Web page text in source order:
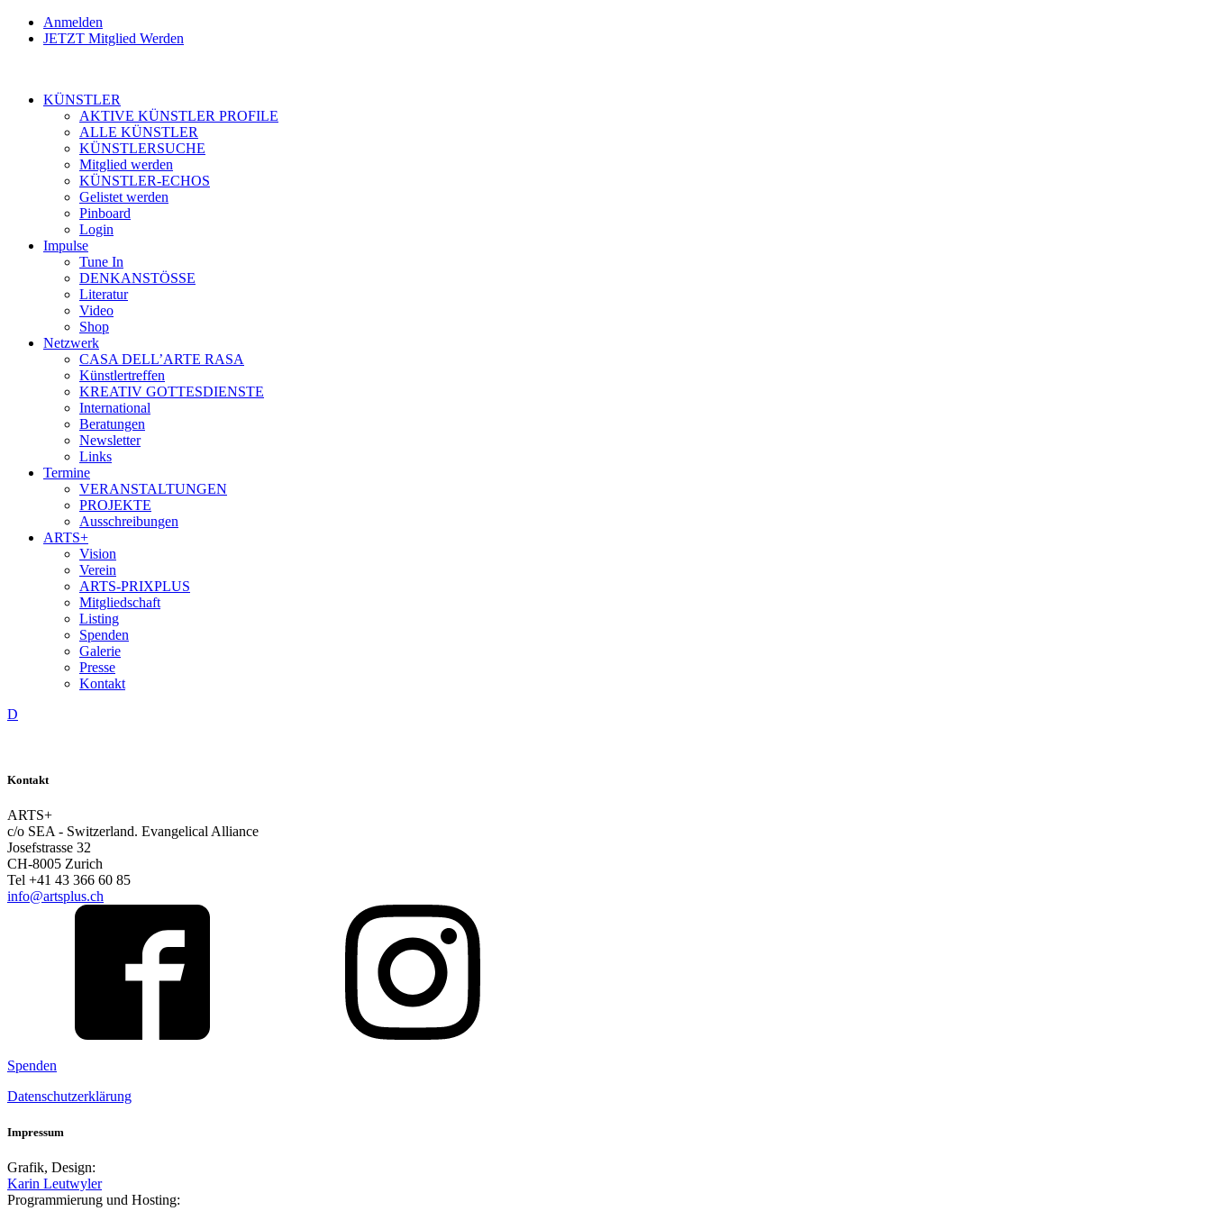
Anmelden
JETZT Mitglied Werden
KÜNSTLER
AKTIVE KÜNSTLER PROFILE
ALLE KÜNSTLER
KÜNSTLERSUCHE
Mitglied werden
KÜNSTLER-ECHOS
Gelistet werden
Pinboard
Login
Impulse
Tune In
DENKANSTÖSSE
Literatur
Video
Shop
Netzwerk
CASA DELL’ARTE RASA
Künstlertreffen
KREATIV GOTTESDIENSTE
International
Beratungen
Newsletter
Links
Termine
VERANSTALTUNGEN
PROJEKTE
Ausschreibungen
ARTS+
Vision
Verein
ARTS-PRIXPLUS
Mitgliedschaft
Listing
Spenden
Galerie
Presse
Kontakt
D
Kontakt
ARTS+
c/o SEA - Switzerland. Evangelical Alliance
Josefstrasse 32
CH-8005 Zurich
Tel +41 43 366 60 85
info@artsplus.ch
Spenden
Datenschutzerklärung
Impressum
Grafik, Design:
Karin Leutwyler
Programmierung und Hosting: